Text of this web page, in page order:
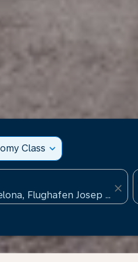
Class expand_more
close